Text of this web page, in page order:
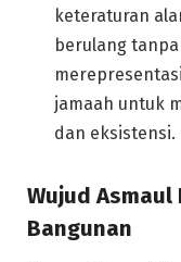
keteraturan
berulang
jamaah untuk
dan eksistensi.
Wujud
Bangunan